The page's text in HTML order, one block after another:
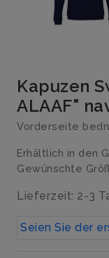
Kapuzen
ALAAF"
Vorderseite
Erhältlich in den
Gewünschte
Lieferzeit: 2-3
Seien Sie der